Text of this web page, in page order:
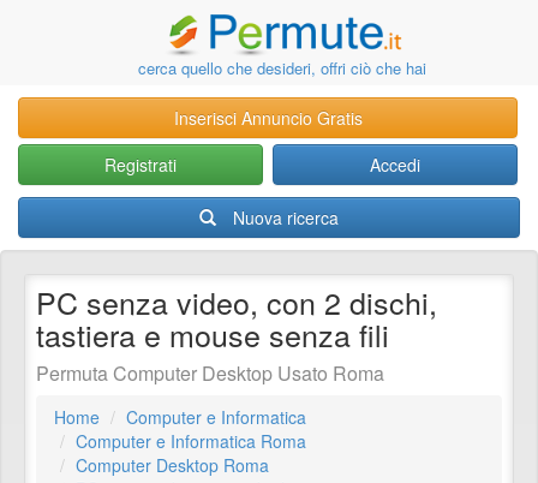
cerca quello che desideri, offri ciò che hai
Inserisci Annuncio Gratis
Registrati
Accedi
Nuova ricerca
PC senza video, con 2 dischi,
tastiera e mouse senza fili
Permuta Computer Desktop Usato Roma
Home
Computer e Informatica
Computer e Informatica Roma
Computer Desktop Roma